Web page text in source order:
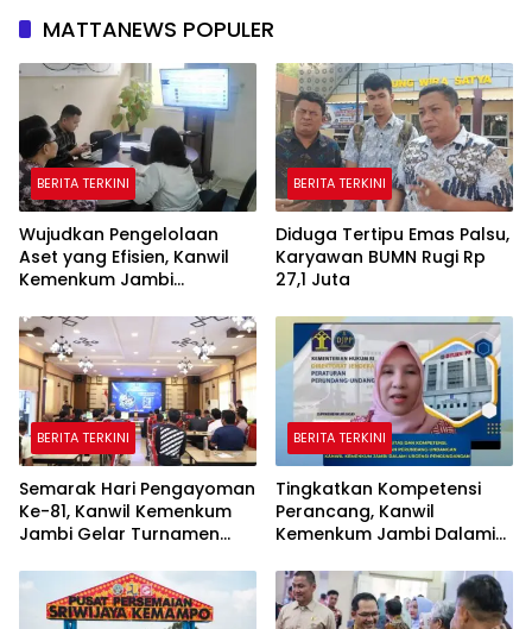
MATTANEWS POPULER
BERITA TERKINI
Wujudkan Pengelolaan
Aset yang Efisien, Kanwil
Kemenkum Jambi
Secara Transparan
BERITA TERKINI
Diduga Tertipu Emas Palsu,
Karyawan BUMN Rugi Rp
27,1 Juta
BERITA TERKINI
Semarak Hari Pengayoman
Ke-81, Kanwil Kemenkum
Jambi Gelar Turnamen
BERITA TERKINI
Tingkatkan Kompetensi
Perancang, Kanwil
Kemenkum Jambi Dalami
Peraturan Perundang-
undangan